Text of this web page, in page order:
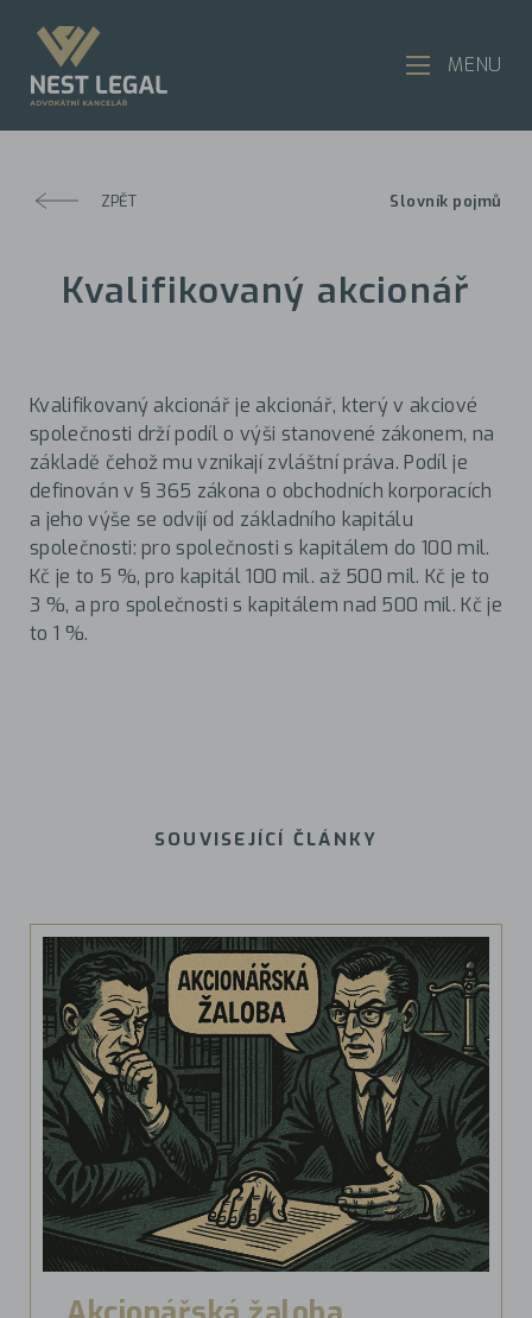
ZPĚT Slovník pojmů
Kvalifikovaný akcionář
Kvalifikovaný akcionář je akcionář, který v akciové
společnosti drží podíl o výši stanovené zákonem, na
základě čehož mu vznikají zvláštní práva. Podíl je
definován v § 365 zákona o obchodních korporacích
a jeho výše se odvíjí od základního kapitálu
společnosti: pro společnosti s kapitálem do 100 mil.
Kč je to 5 %, pro kapitál 100 mil. až 500 mil. Kč je to
3 %, a pro společnosti s kapitálem nad 500 mil. Kč je
to 1 %.
SOUVISEJÍCÍ ČLÁNKY
MENU